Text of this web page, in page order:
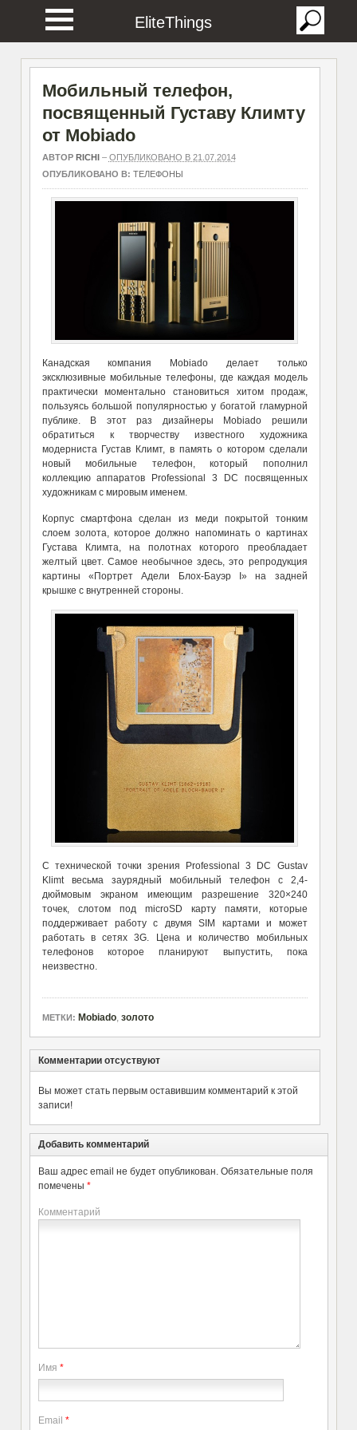
EliteThings
Мобильный телефон,
посвященный Густаву Климту
от Mobiado
АВТОР RICHI– ОПУБЛИКОВАНО В 21.07.2014
ОПУБЛИКОВАНО В: ТЕЛЕФОНЫ
Канадская компания Mobiado делает только
эксклюзивные мобильные телефоны, где каждая модель
практически моментально становиться хитом продаж,
пользуясь большой популярностью у богатой гламурной
публике. В этот раз дизайнеры Mobiado решили
обратиться к творчеству известного художника
модерниста Густав Климт, в память о котором сделали
новый мобильные телефон, который пополнил
коллекцию аппаратов Professional 3 DC посвященных
художникам с мировым именем.
Корпус смартфона сделан из меди покрытой тонким
слоем золота, которое должно напоминать о картинах
Густава Климта, на полотнах которого преобладает
желтый цвет. Самое необычное здесь, это репродукция
картины «Портрет Адели Блох-Бауэр I» на задней
крышке с внутренней стороны.
С технической точки зрения Professional 3 DC Gustav
Klimt весьма заурядный мобильный телефон с 2,4-
дюймовым экраном имеющим разрешение 320×240
точек, слотом под microSD карту памяти, которые
поддерживает работу с двумя SIM картами и может
работать в сетях 3G. Цена и количество мобильных
телефонов которое планируют выпустить, пока
неизвестно.
МЕТКИ: Mobiado, золото
Комментарии отсуствуют
Вы может стать первым оставившим комментарий к этой
записи!
Добавить комментарий
Ваш адрес email не будет опубликован. Обязательные поля
помечены *
Комментарий
Имя *
Email *